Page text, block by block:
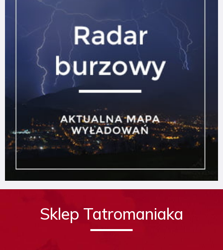
Sklep Tatromaniaka